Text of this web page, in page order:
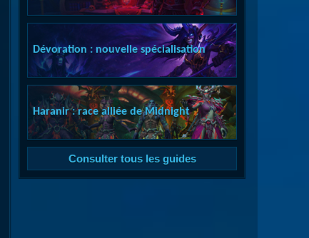
Dévoration : nouvelle spécialisation
Haranir : race alliée de Midnight
Consulter tous les guides